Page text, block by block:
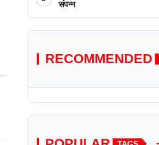
संपन्न
RECOMMENDED